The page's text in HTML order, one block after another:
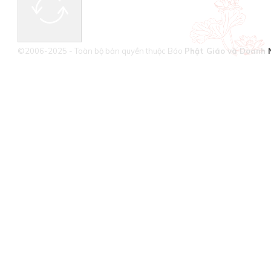
©2006-2025 - Toàn bộ bản quyền thuộc Báo Phật Giáo và Doanh